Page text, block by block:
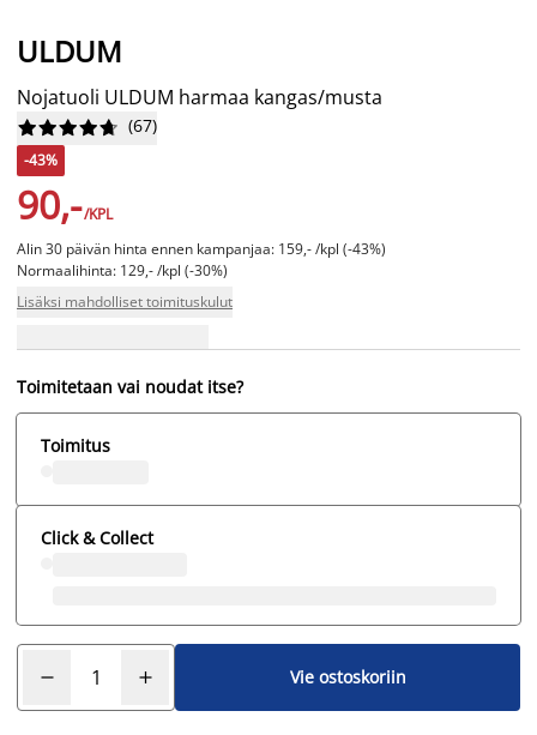
ULDUM
Nojatuoli ULDUM harmaa kangas/musta





 (67)
-43%
90,-/KPL
Alin 30 päivän hinta ennen kampanjaa: 159,- /kpl (-43%)
Normaalihinta: 129,- /kpl (-30%)
Lisäksi mahdolliset toimituskulut
Toimitetaan vai noudat itse?
Toimitus
Click & Collect
Vie ostoskoriin